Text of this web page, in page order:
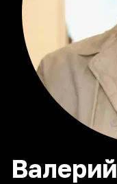
Валерий